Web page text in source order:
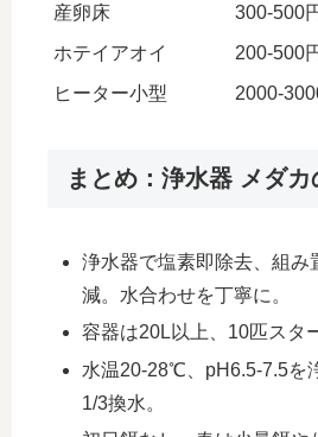
産卵床
300-500
ホテイアオイ
200-500
ヒーター小型
2000-
まとめ：浄水器 メダカ
浄水器で塩素即除去、組み
減。水合わせを丁寧に。
容器は20L以上、10匹スタ
水温20-28℃、pH6.5-7.5を
1/3換水。